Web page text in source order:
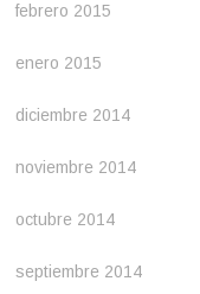
febrero 2015
enero 2015
diciembre 2014
noviembre 2014
octubre 2014
septiembre 2014